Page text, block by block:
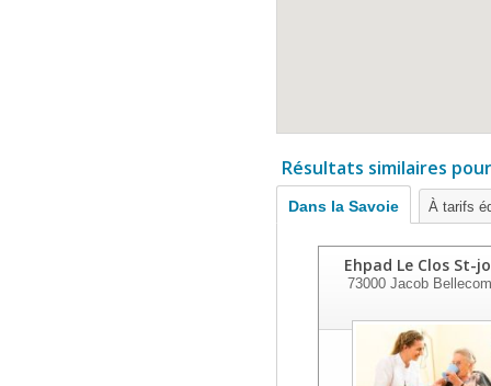
Résultats similaires
Dans la Savoie À tarifs
Ehpad Le Clos St-
73000 Jacob